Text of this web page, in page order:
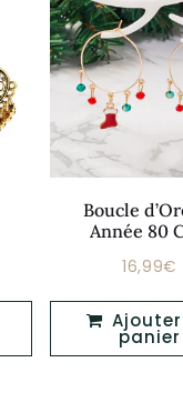
Boucle
Année 80
Prix
16,99€
panier